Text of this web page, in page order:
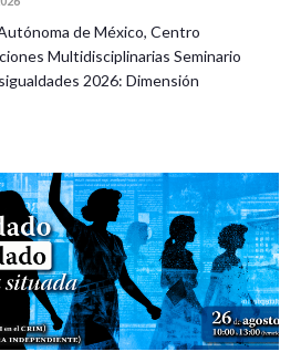
de México, Centro
Multidisciplinarias Seminario
2026: Dimensión